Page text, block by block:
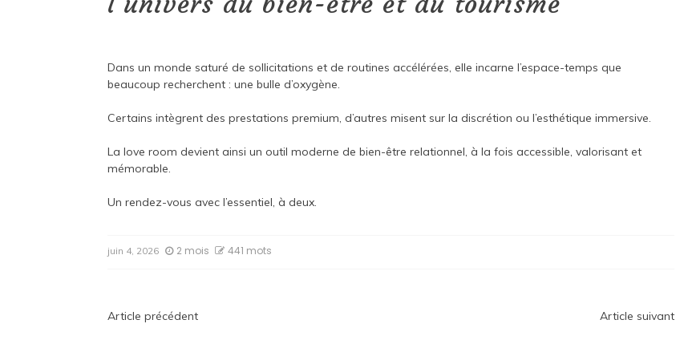
Dans un monde saturé de sollicitations et de routines accélérées, elle incarne l’espace-temps que
beaucoup recherchent : une bulle d’oxygène.
Certains intègrent des prestations premium, d’autres misent sur la discrétion ou l’esthétique immersive.
La love room devient ainsi un outil moderne de bien-être relationnel, à la fois accessible, valorisant et
mémorable.
Un rendez-vous avec l’essentiel, à deux.
juin 4, 2026 2 mois 441 mots
Navigation
Article précédent Article suivant